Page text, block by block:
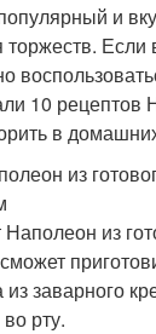
и
торжеств.
10 рецептов
в
из
из
заварного
рту.